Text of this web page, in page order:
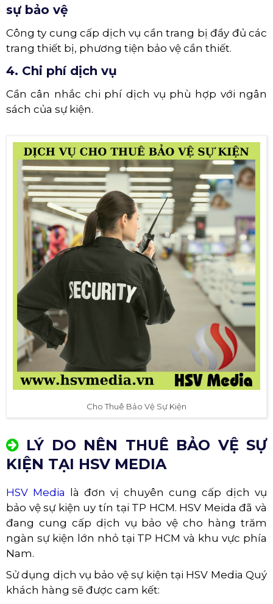
sự bảo vệ
Công ty cung cấp dịch vụ cần trang bị đầy đủ các
trang thiết bị, phương tiện bảo vệ cần thiết.
4. Chi phí dịch vụ
Cần cân nhắc chi phí dịch vụ phù hợp với ngân
sách của sự kiện.
Cho Thuê Bảo Vệ Sự Kiện
LÝ DO NÊN THUÊ BẢO VỆ SỰ
KIỆN TẠI HSV MEDIA
HSV Media là đơn vị chuyên cung cấp dịch vụ
bảo vệ sự kiện uy tín tại TP HCM. HSV Meida đã và
đang cung cấp dịch vụ bảo vệ cho hàng trăm
ngàn sự kiện lớn nhỏ tại TP HCM và khu vực phía
Nam.
Sử dụng dịch vụ bảo vệ sự kiện tại HSV Media Quý
khách hàng sẽ được cam kết: